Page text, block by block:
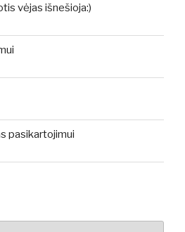
vėjas išnešioja:)
pasikartojimui